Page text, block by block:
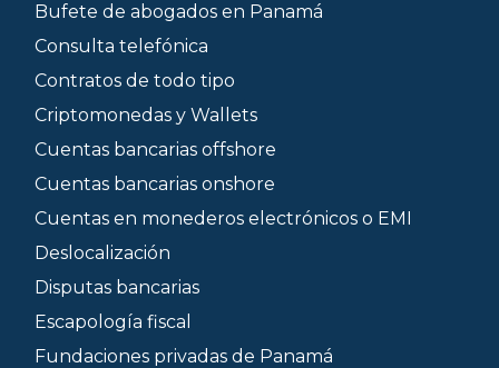
Bufete de abogados en Panamá
Consulta telefónica
Contratos de todo tipo
Criptomonedas y Wallets
Cuentas bancarias offshore
Cuentas bancarias onshore
Cuentas en monederos electrónicos o EMI
Deslocalización
Disputas bancarias
Escapología fiscal
Fundaciones privadas de Panamá